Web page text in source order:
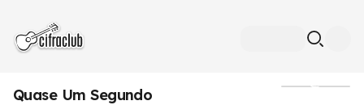
Quase Um Segundo